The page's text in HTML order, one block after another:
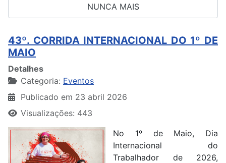
NUNCA MAIS
43º. CORRIDA INTERNACIONAL DO 1º DE
MAIO
Detalhes
Categoria: Eventos
Publicado em 23 abril 2026
Visualizações: 443
No 1º de Maio, Dia
Internacional do
Trabalhador de 2026,